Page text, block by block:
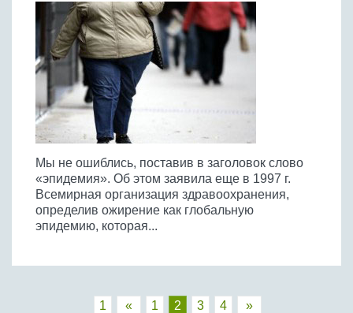
Мы не ошиблись, поставив в заголовок слово
«эпидемия». Об этом заявила еще в 1997 г.
Всемирная организация здравоохранения,
определив ожирение как глобальную
эпидемию, которая...
1 « 1 2 3 4 »